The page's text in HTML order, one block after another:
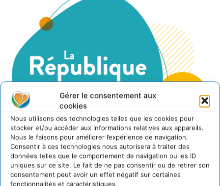
Gérer le consentement aux
cookies
Nous utilisons des technologies telles que les cookies pour
stocker et/ou accéder aux informations relatives aux appareils.
Nous le faisons pour améliorer l’expérience de navigation.
Consentir à ces technologies nous autorisera à traiter des
données telles que le comportement de navigation ou les ID
uniques sur ce site. Le fait de ne pas consentir ou de retirer son
consentement peut avoir un effet négatif sur certaines
fonctionnalités et caractéristiques.
Logo de la République de l’ESS
Le projet de République de l’ESS, initié par ESS France en